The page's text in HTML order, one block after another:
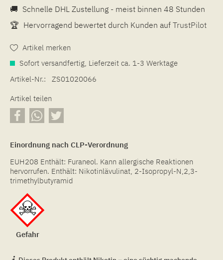
🚚 Schnelle DHL Zustellung - meist binnen 48 Stunden
🏆 Hervorragend bewertet durch Kunden auf TrustPilot
Artikel merken
Sofort versandfertig, Lieferzeit ca. 1-3 Werktage
Artikel-Nr.:
ZS01020066
Artikel teilen
Einordnung nach CLP-Verordnung
EUH208 Enthält: Furaneol. Kann allergische Reaktionen
hervorrufen. Enthält: Nikotinlävulinat, 2-Isopropyl-N,2,3-
trimethylbutyramid
Gefahr